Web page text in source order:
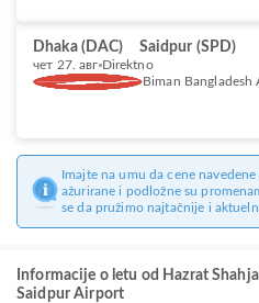
Dhaka (DAC) Saidpur (SPD)
чет 27. авг Direktno
Biman Bangladesh
Imajte na umu da cene
ažurirane i podložne su
se da pružimo najtačnije i
Informacije o letu od Hazrat
Saidpur Airport